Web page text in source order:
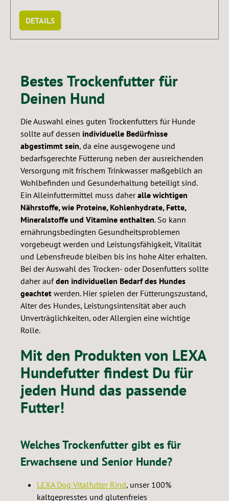
DETAILS
Bestes Trockenfutter für
Deinen Hund
Die Auswahl eines guten Trockenfutters für Hunde
sollte auf dessen individuelle Bedürfnisse
abgestimmt sein, da eine ausgewogene und
bedarfsgerechte Fütterung neben der ausreichenden
Versorgung mit frischem Trinkwasser maßgeblich an
Wohlbefinden und Gesunderhaltung beteiligt sind.
Ein Alleinfuttermittel muss daheralle wichtigen
Nährstoffe, wie Proteine, Kohlenhydrate, Fette,
Mineralstoffe und Vitamine enthalten. So kann
ernährungsbedingten Gesundheitsproblemen
vorgebeugt werden und Leistungsfähigkeit, Vitalität
und Lebensfreude bleiben bis ins hohe Alter erhalten.
Bei der Auswahl des Trocken- oder Dosenfutters sollte
daher aufden individuellen Bedarf des Hundes
geachtet werden. Hier spielen der Fütterungszustand,
Alter des Hundes, Leistungsintensität aber auch
Unverträglichkeiten, oder Allergien eine wichtige
Rolle.
Mit den Produkten von LEXA
Hundefutter findest Du für
jeden Hund das passende
Futter!
Welches Trockenfutter gibt es für
Erwachsene und Senior Hunde?
LEXA Dog Vitalfutter Rind, unser 100%
kaltgepresstes und glutenfreies